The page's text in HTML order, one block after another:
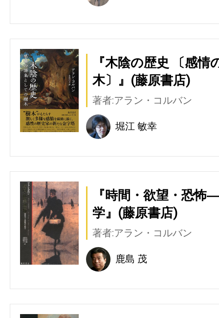
『木陰の歴史 〔感
木〕』(藤原書店)
著者:アラン・コルバン
堀江 敏幸
『時間・欲望・恐
学』(藤原書店)
著者:アラン・コルバン
鹿島 茂